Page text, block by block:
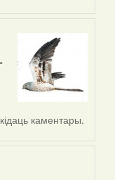
каментары.